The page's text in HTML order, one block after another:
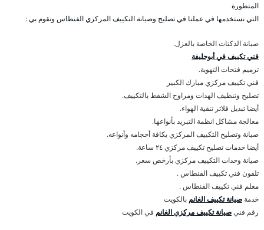
المتطورة
التي نستخدمها في عملنا في تصليح وصيانة التكييف المركزي الفنطاس ونقوم بي :
صيانة الدكتات الخاصة بالعزل.
فني تكييف في أبوحليفة
ترميم فتحات التهوية.
فني تكييف مركزي مبارك الكبير
تصليح وتنظيف الهدات ومراوح الشفط بالتكييف.
أيضا تبديل فلاتر تنقية الهواء.
معالجة مشاكل انظمة التبريد بأنواعها.
صيانة وتصليح التكييف المركزي بكافة أحجامه وأنواعه.
أيضا خدمات تصليح تكييف مركزي ٢٤ ساعة.
صيانة وحدات التكييف مركزي بأرخص سعر.
تلفون فني تكييف الفنطاس .
معلم فني تكييف الفنطاس .
خدمة صيانة تكييف الغانم بالكويت
رقم فنيصيانة تكييف مركزي الغانم في الكويت